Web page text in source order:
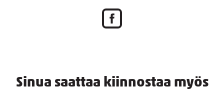
Sinua saattaa kiinnostaa myös